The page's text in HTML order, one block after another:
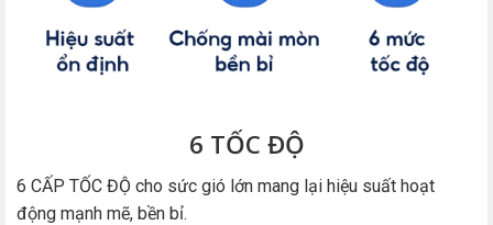
6 TỐC ĐỘ
6 CẤP TỐC ĐỘ cho sức gió lớn mang lại hiệu suất hoạt
động mạnh mẽ, bền bỉ.